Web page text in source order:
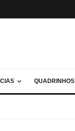
QUADRINHOS